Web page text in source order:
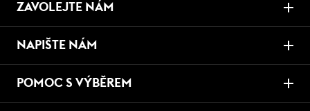
ZAVOLEJTE NÁM
NAPIŠTE NÁM
POMOC S VÝBĚREM